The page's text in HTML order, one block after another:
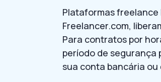
Plataformas freelance
Freelancer.com,
Para contratos por
período de segurança
sua conta bancária